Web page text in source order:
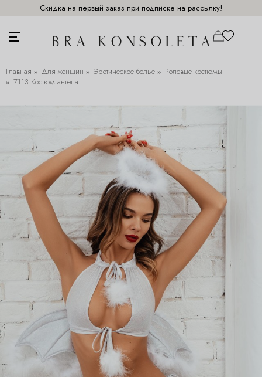
Скидка на первый заказ при подписке на рассылку!
Главная Для женщин Эротическое белье
Ролевые костюмы
7113 Костюм ангела